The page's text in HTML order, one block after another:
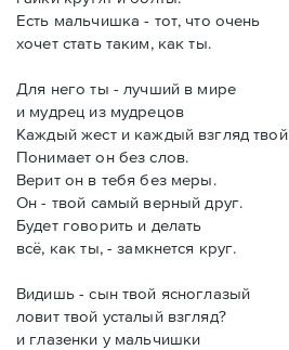
Есть мальчишка - тот, что очень
хочет стать таким, как ты.
Для него ты - лучший в мире
и мудрец из мудрецов
Каждый жест и каждый взгляд твой
Понимает он без слов.
Верит он в тебя без меры.
Он - твой самый верный друг.
Будет говорить и делать
всё, как ты, - замкнется круг.
Видишь - сын твой ясноглазый
ловит твой усталый взгляд?
и глазенки у мальчишки